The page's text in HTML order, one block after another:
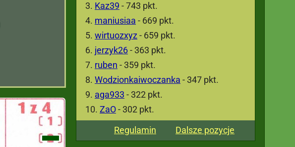
Kaz39 - 743 pkt.
maniusiaa - 669 pkt.
wirtuozxyz - 659 pkt.
jerzyk26- 363 pkt.
ruben - 359 pkt.
Wodzionkaiwoczanka - 347 pkt.
aga933 - 322 pkt.
ZaO- 302 pkt.
Regulamin
Dalsze pozycje